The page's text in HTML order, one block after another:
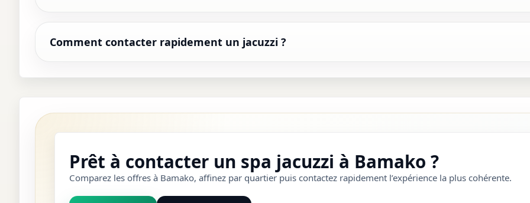
Comment contacter rapidement un jacuzzi ?
Prêt à contacter un spa jacuzzi à Bamako ?
Comparez les offres à Bamako, affinez par quartier puis contactez rapidement l’expérience la plus cohérente.